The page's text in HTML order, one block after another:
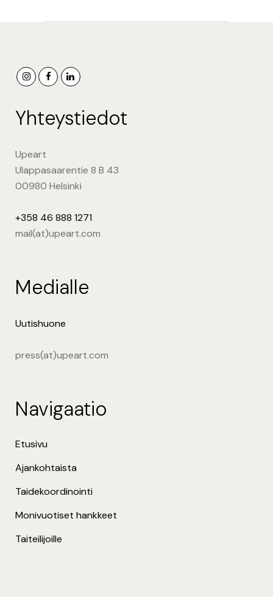
Yhteystiedot
Upeart
Ulappasaarentie 8 B 43
00980 Helsinki
+358 46 888 1271
mail(at)upeart.com
Medialle
Uutishuone
press(at)upeart.com
Navigaatio
Etusivu
Ajankohtaista
Taidekoordinointi
Monivuotiset hankkeet
Taiteilijoille